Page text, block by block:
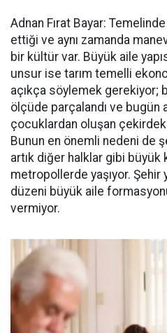
Adnan Fırat Bayar:
ettiği ve aynı zamanda
bir kültür var. Büyük aile
unsur ise tarım temelli
açıkça söylemek gerekiyor;
ölçüde parçalandı ve bugün
çocuklardan oluşan
Bunun en önemli nedeni de
artık diğer halklar gibi büyük
metropollerde yaşıyor. Şehir
düzeni büyük aile
vermiyor.